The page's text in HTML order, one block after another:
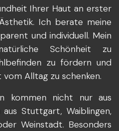
Ihrer Haut an erster
Ich berate meine
und individuell. Mein
Schönheit zu
zu fördern und
vom Alltag zu schenken.
kommen nicht nur aus
Stuttgart, Waiblingen,
Weinstadt. Besonders